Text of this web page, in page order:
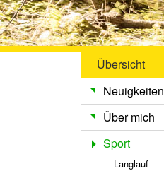
Übersicht
Neuigkeiten
Über mich
Sport
Langlauf